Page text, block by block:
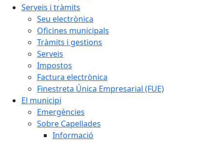
Serveis i tràmits
Seu electrònica
Oficines municipals
Tràmits i gestions
Serveis
Impostos
Factura electrònica
Finestreta Única Empresarial (FUE)
El municipi
Emergències
Sobre Capellades
Informació